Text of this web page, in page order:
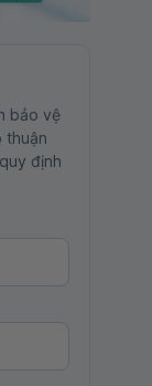
bảo vệ
thuận
định